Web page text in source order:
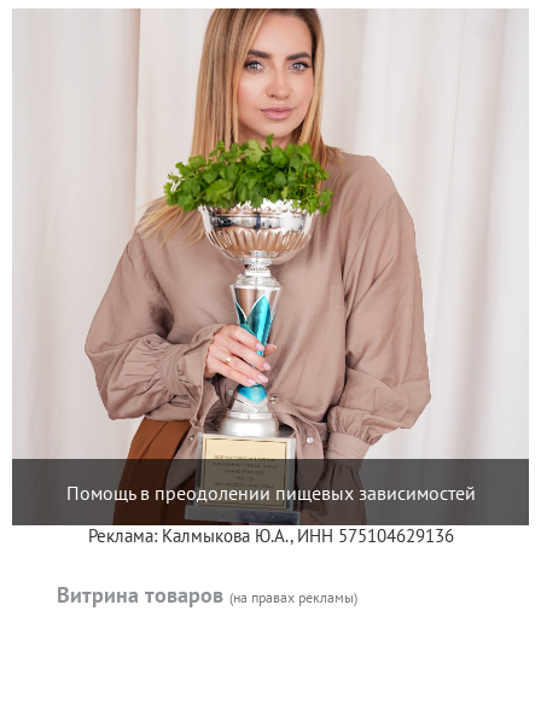
Помощь в преодолении пищевых зависимостей
Реклама: Калмыкова Ю.А., ИНН 575104629136
Витрина товаров (на правах рекламы)